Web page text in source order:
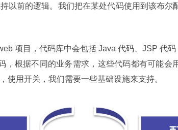
以前的逻辑。我们把在某处代码使用到该布尔
项目，代码库中会包括 Java 代码、JSP 代
，根据不同的业务需求，这些代码都有可能会
使用开关，我们需要一些基础设施来支持。